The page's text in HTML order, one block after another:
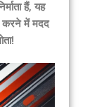
हैं, यह
करने में मदद